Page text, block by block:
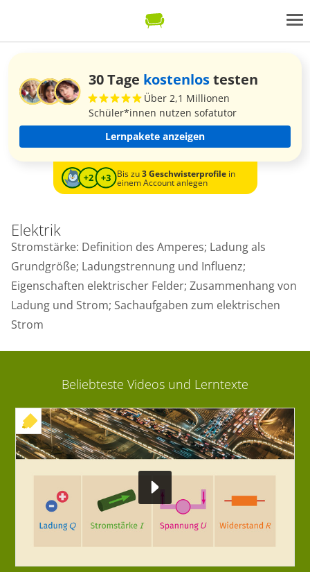
30 Tage kostenlostesten
Über 2,1 Millionen
Schüler*innen nutzen sofatutor
Lernpakete anzeigen
Bis zu3 Geschwisterprofilein
einem Account anlegen
Elektrik
Stromstärke: Definition des Amperes; Ladung als
Grundgröße; Ladungstrennung und Influenz;
Eigenschaften elektrischer Felder; Zusammenhang von
Ladung und Strom; Sachaufgaben zum elektrischen
Strom
Beliebteste Videos und Lerntexte
+ INTERAKTIVE ÜBUNG